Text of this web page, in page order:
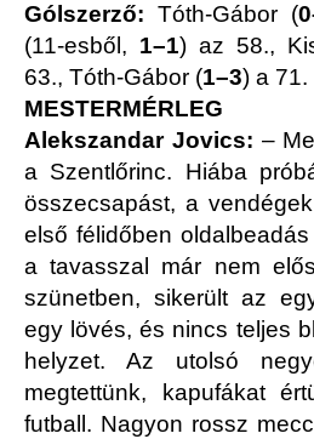
Gólszerző: Tóth-Gábor (
(11-esből, 1–1) az 58.,
63., Tóth-Gábor (1–3) a 71.
MESTERMÉRLEG
Alekszandar Jovics: –
a Szentlőrinc. Hiába
összecsapást, a
első félidőben
a tavasszal már nem
szünetben, sikerült az
egy lövés, és nincs teljes
helyzet. Az utolsó
megtettünk, kapufákat
futball. Nagyon rossz